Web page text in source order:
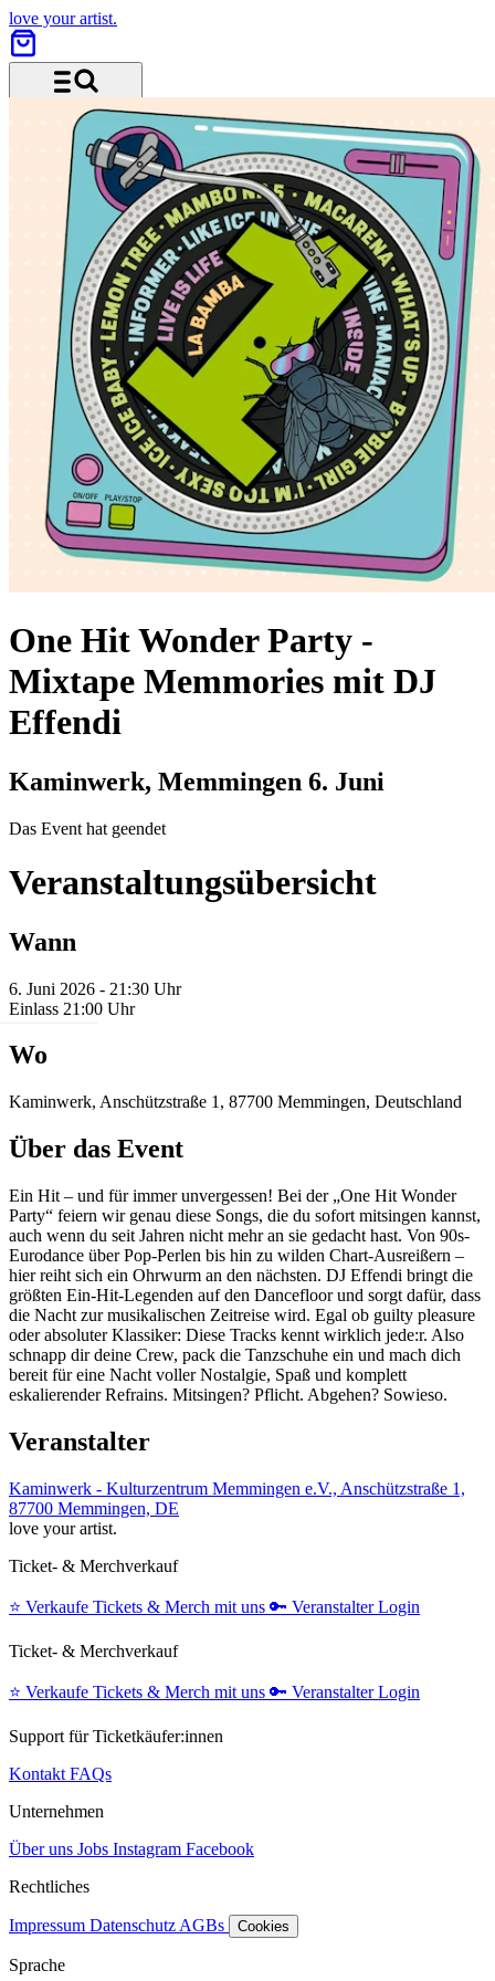
love your artist.
Menü und Suche
One Hit Wonder Party -
Mixtape Memmories mit DJ
Effendi
Kaminwerk, Memmingen 6. Juni
Das Event hat geendet
Veranstaltungsübersicht
Wann
6. Juni 2026 - 21:30 Uhr
Einlass 21:00 Uhr
Wo
Kaminwerk, Anschützstraße 1, 87700 Memmingen, Deutschland
Über das Event
Ein Hit – und für immer unvergessen! Bei der „One Hit Wonder
Party“ feiern wir genau diese Songs, die du sofort mitsingen kannst,
auch wenn du seit Jahren nicht mehr an sie gedacht hast. Von 90s-
Eurodance über Pop-Perlen bis hin zu wilden Chart-Ausreißern –
hier reiht sich ein Ohrwurm an den nächsten. DJ Effendi bringt die
größten Ein-Hit-Legenden auf den Dancefloor und sorgt dafür, dass
die Nacht zur musikalischen Zeitreise wird. Egal ob guilty pleasure
oder absoluter Klassiker: Diese Tracks kennt wirklich jede:r. Also
schnapp dir deine Crew, pack die Tanzschuhe ein und mach dich
bereit für eine Nacht voller Nostalgie, Spaß und komplett
eskalierender Refrains. Mitsingen? Pflicht. Abgehen? Sowieso.
Veranstalter
Kaminwerk - Kulturzentrum Memmingen e.V., Anschützstraße 1,
87700 Memmingen, DE
love your artist.
Ticket- & Merchverkauf
⭐️ Verkaufe Tickets & Merch mit uns 🔑 Veranstalter Login
Ticket- & Merchverkauf
⭐️ Verkaufe Tickets & Merch mit uns 🔑 Veranstalter Login
Support für Ticketkäufer:innen
Kontakt FAQs
Unternehmen
Über uns Jobs Instagram Facebook
Rechtliches
Impressum Datenschutz AGBs Cookies
Sprache